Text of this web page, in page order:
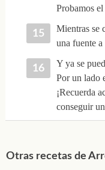
Probamos
Mientras se
una fuente
Y ya se
Por un lado
¡Recuerda
conseguir
Otras recetas de